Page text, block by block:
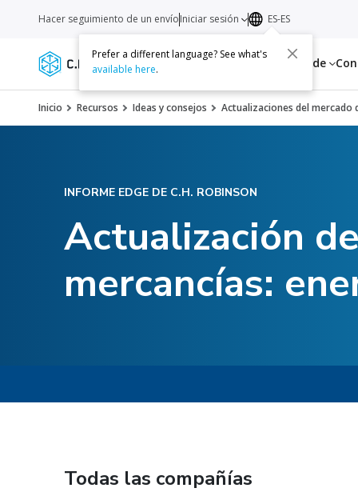
Servicios Recursos Acerca de
Hacer seguimiento de un envíoIniciar sesión ES-ES
Prefer a different language? See what's
available here.
Inicio Recursos Ideas y consejos Actualizaciones del mercado
INFORME EDGE DE C.H. ROBINSON
Actualización
mercancías:
Todas las compañías